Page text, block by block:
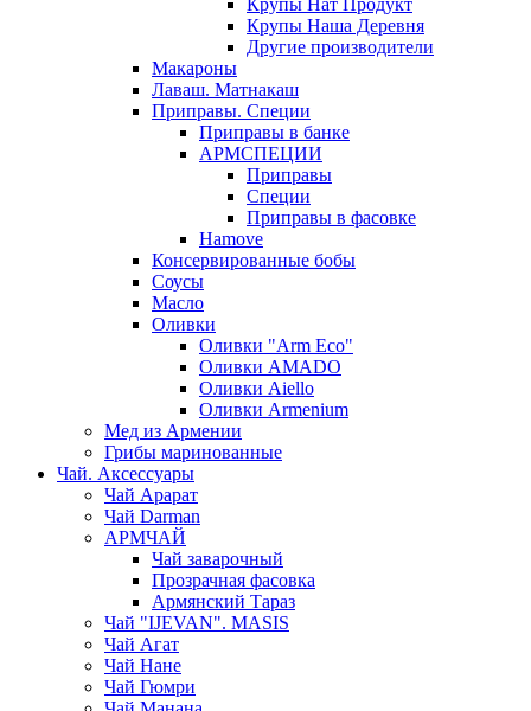
Крупы Нат Продукт
Крупы Наша Деревня
Другие производители
Макароны
Лаваш. Матнакаш
Приправы. Специи
Приправы в банке
АРМСПЕЦИИ
Приправы
Специи
Приправы в фасовке
Hamove
Консервированные бобы
Соусы
Масло
Оливки
Оливки "Arm Eco"
Оливки AMADO
Оливки Aiello
Оливки Armenium
Мед из Армении
Грибы маринованные
Чай. Аксессуары
Чай Арарат
Чай Darman
АРМЧАЙ
Чай заварочный
Прозрачная фасовка
Армянский Тараз
Чай "IJEVAN". MASIS
Чай Агат
Чай Нане
Чай Гюмри